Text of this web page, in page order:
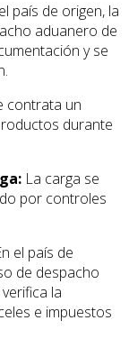
país de origen, la
aduanero de
y se
contrata un
durante
La carga se
por controles
el país de
de despacho
la
e impuestos